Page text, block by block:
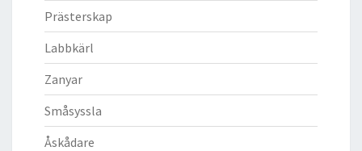
Prästerskap
Labbkärl
Zanyar
Småsyssla
Åskådare